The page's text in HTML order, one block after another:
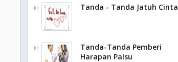
Tanda - Tanda Jatuh Cinta
Tanda-Tanda Pemberi
Harapan Palsu